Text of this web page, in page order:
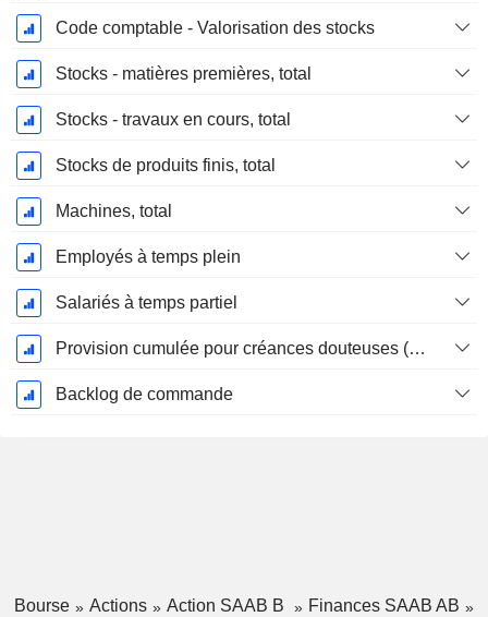
Code comptable - Valorisation des stocks
Stocks - matières premières, total
Stocks - travaux en cours, total
Stocks de produits finis, total
Machines, total
Employés à temps plein
Salariés à temps partiel
Provision cumulée pour créances douteuses (Supple)
Backlog de commande
Bourse Actions Action SAAB B
Finances SAAB AB